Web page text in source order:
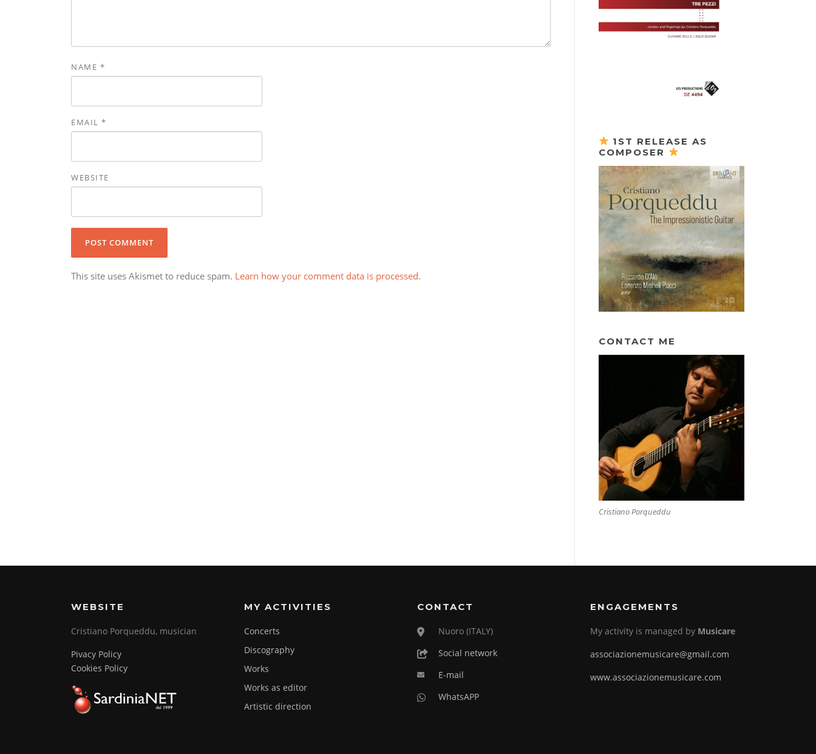
NAME *
EMAIL *
WEBSITE
This site uses Akismet to reduce spam. Learn how your comment data is processed.
1ST RELEASE AS
COMPOSER
CONTACT ME
Cristiano Porqueddu
WEBSITE
Cristiano Porqueddu, musician
Pivacy Policy
Cookies Policy
MY ACTIVITIES
Concerts
Discography
Works
Works as editor
Artistic direction
CONTACT
Nuoro (ITALY)
Social network
E-mail
WhatsAPP
ENGAGEMENTS
My activity is managed by Musicare
associazionemusicare@gmail.com
www.associazionemusicare.com